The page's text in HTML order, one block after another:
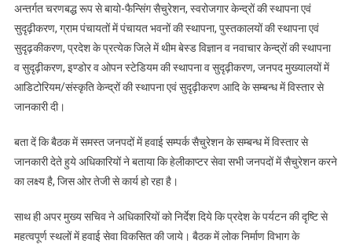
अन्तर्गत चरणबद्ध रूप से बायो-फैन्सिंग सैचुरेशन, स्वरोजगार केन्द्रों की स्थापना एवं
सुदृढ़ीकरण, ग्राम पंचायतों में पंचायत भवनों की स्थापना, पुस्तकालयों की स्थापना एवं
सुदृढ़कीकरण, प्रदेश के प्रत्येक जिले में थीम बेस्ड विज्ञान व नवाचार केन्द्रों की स्थापना
व सुदृढ़ीकरण, इण्डोर व ओपन स्टेडियम की स्थापना व सुदृढ़ीकरण, जनपद मुख्यालयों में
आडिटोरियम/संस्कृति केन्द्रों की स्थापना एवं सुदृढ़ीकरण आदि के सम्बन्ध में विस्तार से
जानकारी दी।
बता दें कि बैठक में समस्त जनपदों में हवाई सम्पर्क सैचुरेशन के सम्बन्ध में विस्तार से
जानकारी देते हुये अधिकारियों ने बताया कि हेलीकाप्टर सेवा सभी जनपदों में सैचुरेशन करने
का लक्ष्य है, जिस ओर तेजी से कार्य हो रहा है।
साथ ही अपर मुख्य सचिव ने अधिकारियों को निर्देश दिये कि प्रदेश के पर्यटन की दृष्टि से
महत्वपूर्ण स्थलों में हवाई सेवा विकसित की जाये। बैठक में लोक निर्माण विभाग के